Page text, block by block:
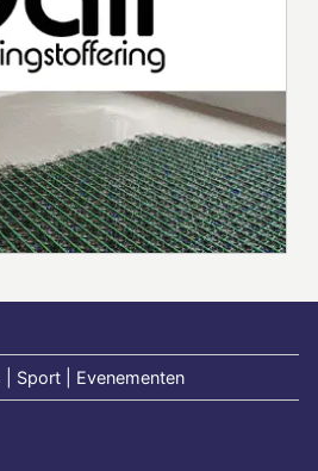
| Sport | Evenementen